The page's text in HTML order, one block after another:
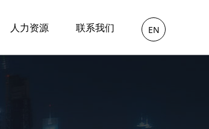
人力资源 联系我们 EN